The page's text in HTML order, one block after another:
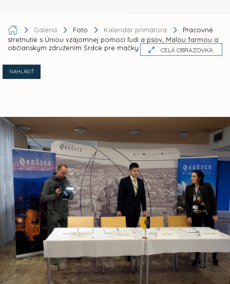
Galéria Foto Kalendár primátora
Pracovné
stretnutie s Úniou vzájomnej pomoci ľudí a psov, Malou farmou a
občianskym združením Srdce pre mačky
CELÁ OBRAZOVKA
NAHLÁSIŤ